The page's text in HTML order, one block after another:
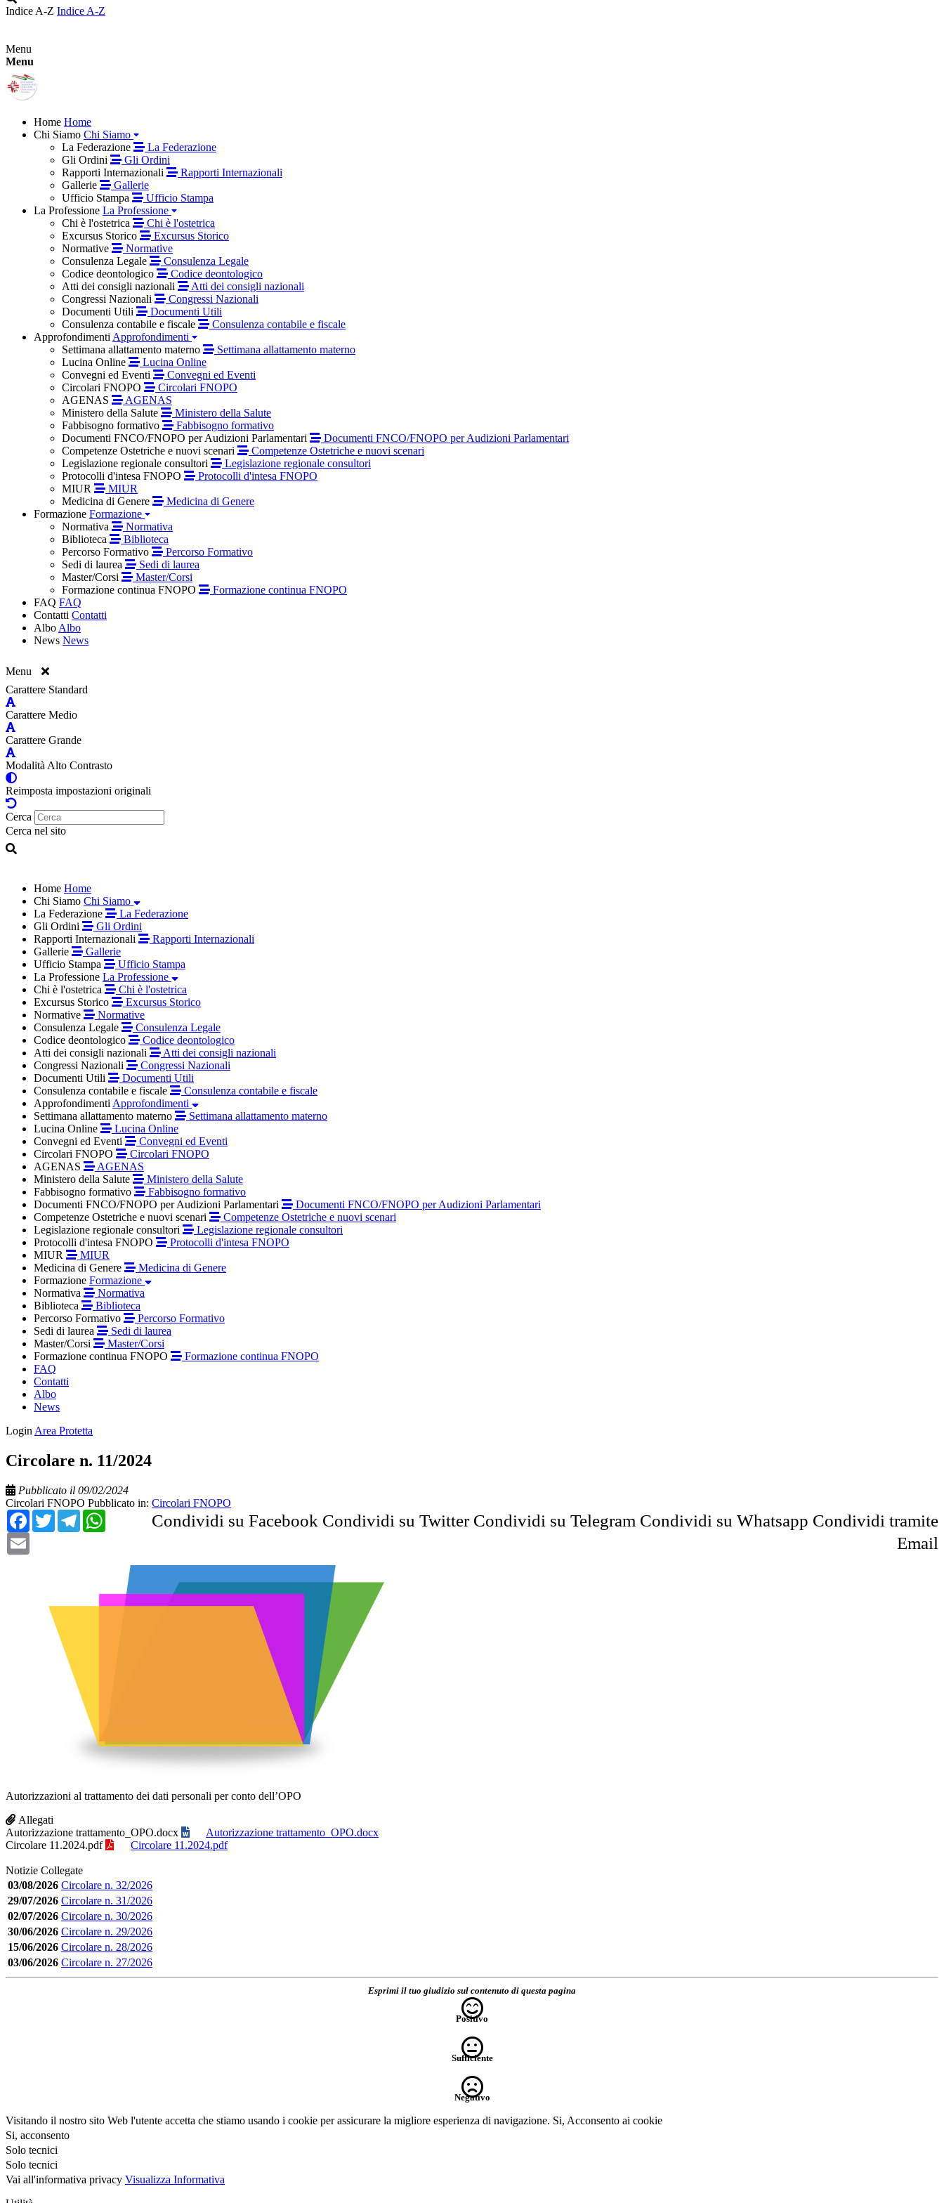
Indice A-Z Indice A-Z
Menu
Menu
Home Home
Chi Siamo Chi Siamo
La Federazione
La Federazione
Gli Ordini
Gli Ordini
Rapporti Internazionali
Rapporti Internazionali
Gallerie
Gallerie
Ufficio Stampa
Ufficio Stampa
La Professione La Professione
Chi è l'ostetrica
Chi è l'ostetrica
Excursus Storico
Excursus Storico
Normative
Normative
Consulenza Legale
Consulenza Legale
Codice deontologico
Codice deontologico
Atti dei consigli nazionali
Atti dei consigli nazionali
Congressi Nazionali
Congressi Nazionali
Documenti Utili
Documenti Utili
Consulenza contabile e fiscale
Consulenza contabile e fiscale
Approfondimenti Approfondimenti
Settimana allattamento materno
Settimana allattamento materno
Lucina Online
Lucina Online
Convegni ed Eventi
Convegni ed Eventi
Circolari FNOPO
Circolari FNOPO
AGENAS
AGENAS
Ministero della Salute
Ministero della Salute
Fabbisogno formativo
Fabbisogno formativo
Documenti FNCO/FNOPO per Audizioni Parlamentari
Documenti FNCO/FNOPO per Audizioni Parlamentari
Competenze Ostetriche e nuovi scenari
Competenze Ostetriche e nuovi scenari
Legislazione regionale consultori
Legislazione regionale consultori
Protocolli d'intesa FNOPO
Protocolli d'intesa FNOPO
MIUR
MIUR
Medicina di Genere
Medicina di Genere
Formazione Formazione
Normativa
Normativa
Biblioteca
Biblioteca
Percorso Formativo
Percorso Formativo
Sedi di laurea
Sedi di laurea
Master/Corsi
Master/Corsi
Formazione continua FNOPO
Formazione continua FNOPO
FAQ FAQ
Contatti Contatti
Albo Albo
News News
Menu
Carattere Standard
Carattere Medio
Carattere Grande
Modalità Alto Contrasto
Reimposta impostazioni originali
Cerca
Cerca nel sito
Home Home
Chi Siamo Chi Siamo
La Federazione
La Federazione
Gli Ordini
Gli Ordini
Rapporti Internazionali
Rapporti Internazionali
Gallerie
Gallerie
Ufficio Stampa
Ufficio Stampa
La Professione La Professione
Chi è l'ostetrica
Chi è l'ostetrica
Excursus Storico
Excursus Storico
Normative
Normative
Consulenza Legale
Consulenza Legale
Codice deontologico
Codice deontologico
Atti dei consigli nazionali
Atti dei consigli nazionali
Congressi Nazionali
Congressi Nazionali
Documenti Utili
Documenti Utili
Consulenza contabile e fiscale
Consulenza contabile e fiscale
Approfondimenti Approfondimenti
Settimana allattamento materno
Settimana allattamento materno
Lucina Online
Lucina Online
Convegni ed Eventi
Convegni ed Eventi
Circolari FNOPO
Circolari FNOPO
AGENAS
AGENAS
Ministero della Salute
Ministero della Salute
Fabbisogno formativo
Fabbisogno formativo
Documenti FNCO/FNOPO per Audizioni Parlamentari
Documenti FNCO/FNOPO per Audizioni Parlamentari
Competenze Ostetriche e nuovi scenari
Competenze Ostetriche e nuovi scenari
Legislazione regionale consultori
Legislazione regionale consultori
Protocolli d'intesa FNOPO
Protocolli d'intesa FNOPO
MIUR
MIUR
Medicina di Genere
Medicina di Genere
Formazione Formazione
Normativa
Normativa
Biblioteca
Biblioteca
Percorso Formativo
Percorso Formativo
Sedi di laurea
Sedi di laurea
Master/Corsi
Master/Corsi
Formazione continua FNOPO
Formazione continua FNOPO
FAQ
Contatti
Albo
News
Login Area Protetta
Circolare n. 11/2024
Pubblicato il 09/02/2024
Circolari FNOPO Pubblicato in: Circolari FNOPO
Condividi su Facebook
Facebook Condividi su Twitter
Twitter Condividi su Telegram
Telegram Condividi su Whatsapp
WhatsApp
Condividi tramite
Email
Email
Autorizzazioni al trattamento dei dati personali per conto dell’OPO
Allegati
Autorizzazione trattamento_OPO.docx
Autorizzazione trattamento_OPO.docx
Circolare 11.2024.pdf
Circolare 11.2024.pdf
Notizie Collegate
03/08/2026 Circolare n. 32/2026
29/07/2026 Circolare n. 31/2026
02/07/2026 Circolare n. 30/2026
30/06/2026 Circolare n. 29/2026
15/06/2026 Circolare n. 28/2026
03/06/2026 Circolare n. 27/2026
Esprimi il tuo giudizio sul contenuto di questa pagina
Positivo
Sufficiente
Negativo
Visitando il nostro sito Web l'utente accetta che stiamo usando i cookie per assicurare la migliore esperienza di navigazione. Si, Acconsento ai cookie
Si, acconsento
Solo tecnici
Solo tecnici
Vai all'informativa privacy Visualizza Informativa